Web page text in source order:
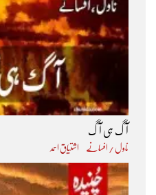
آگ ہی آگ
ناول / افسانے اشتیاق احمد